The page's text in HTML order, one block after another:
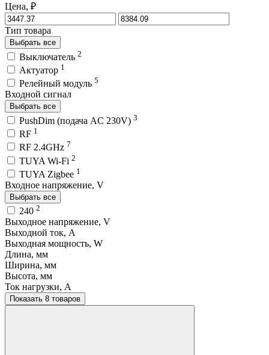
Цена, ₽
Тип товара
Выбрать все
Выключатель 2
Актуатор 1
Релейный модуль 5
Входной сигнал
Выбрать все
PushDim (подача AC 230V) 3
RF 1
RF 2.4GHz 7
TUYA Wi-Fi 2
TUYA Zigbee 1
Входное напряжение, V
Выбрать все
240 2
Выходное напряжение, V
Выходной ток, A
Выходная мощность, W
Длина, мм
Ширина, мм
Высота, мм
Ток нагрузки, A
Показать 8 товаров